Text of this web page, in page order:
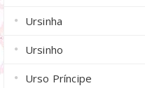
Ursinha
Ursinho
Urso Príncipe